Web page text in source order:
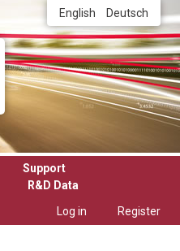
English Deutsch
Support
R&D Data
Log in
Register